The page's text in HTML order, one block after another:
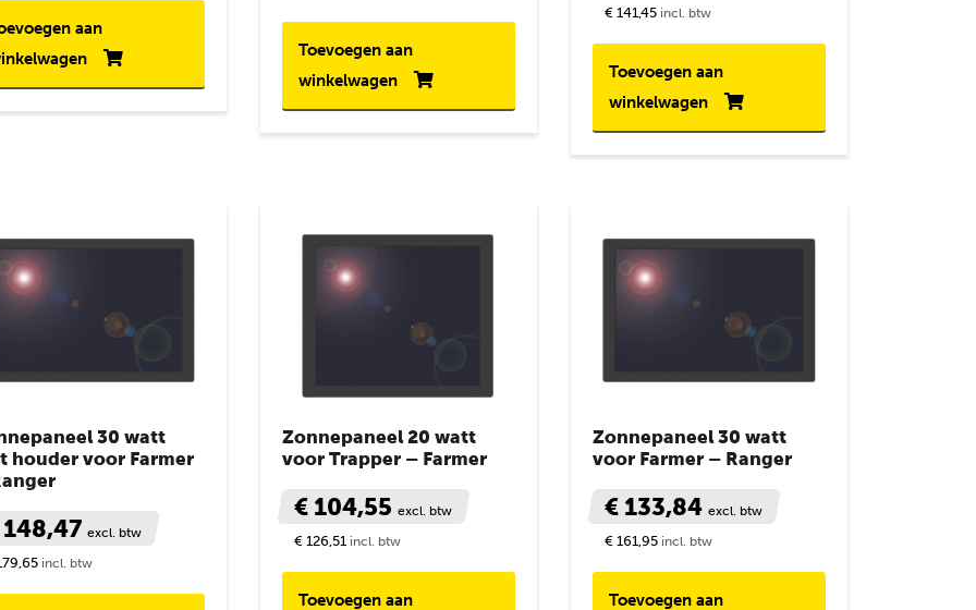
aan
Toevoegen aan
winkelwagen
€ 141,45 incl. btw
Toevoegen aan
winkelwagen
30 watt
houder voor Farmer
excl. btw
incl. btw
Zonnepaneel 20 watt
voor Trapper – Farmer
€ 104,55excl. btw
€ 126,51 incl. btw
Toevoegen aan
Zonnepaneel 30 watt
voor Farmer – Ranger
€ 133,84excl. btw
€ 161,95 incl. btw
Toevoegen aan
prijs